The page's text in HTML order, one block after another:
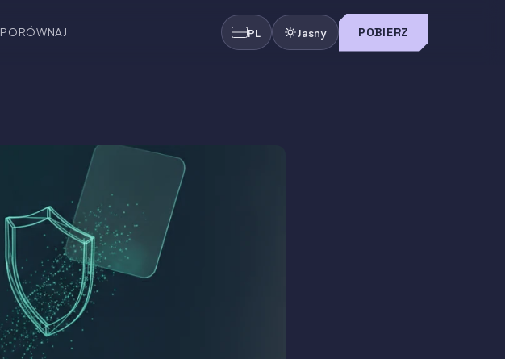
PORÓWNAJ PL Jasny POBIERZ